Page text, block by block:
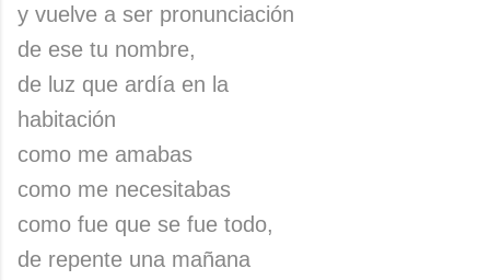
y vuelve a ser pronunciación
de ese tu nombre,
de luz que ardía en la
habitación
como me amabas
como me necesitabas
como fue que se fue todo,
de repente una mañana